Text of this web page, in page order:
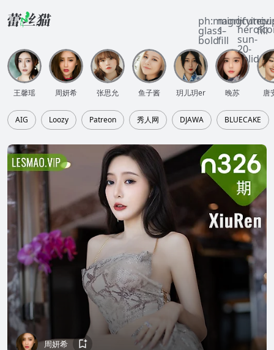
ph:magnifying-
glass-
bold
1-
fill
i-
sun-
20-
solid
fill
王馨瑶 周妍希 张思允 鱼子酱 玥儿玥er 晚苏 唐
AIG Loozy Patreon 秀人网 DJAWA BLUECAKE
周妍希